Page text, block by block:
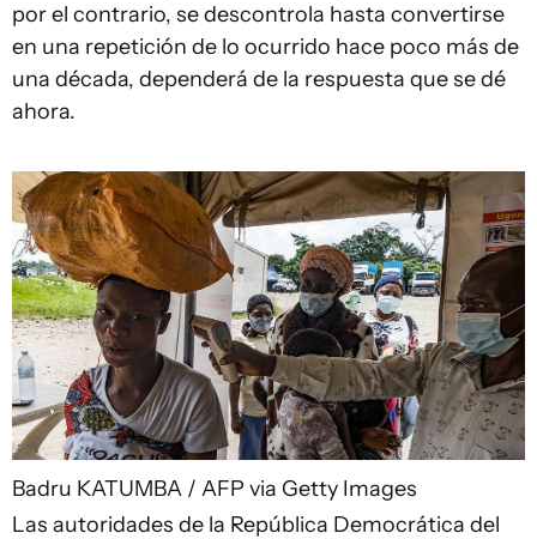
por el contrario, se descontrola hasta convertirse
en una repetición de lo ocurrido hace poco más de
una década, dependerá de la respuesta que se dé
ahora.
Badru KATUMBA / AFP via Getty Images
Las autoridades de la República Democrática del